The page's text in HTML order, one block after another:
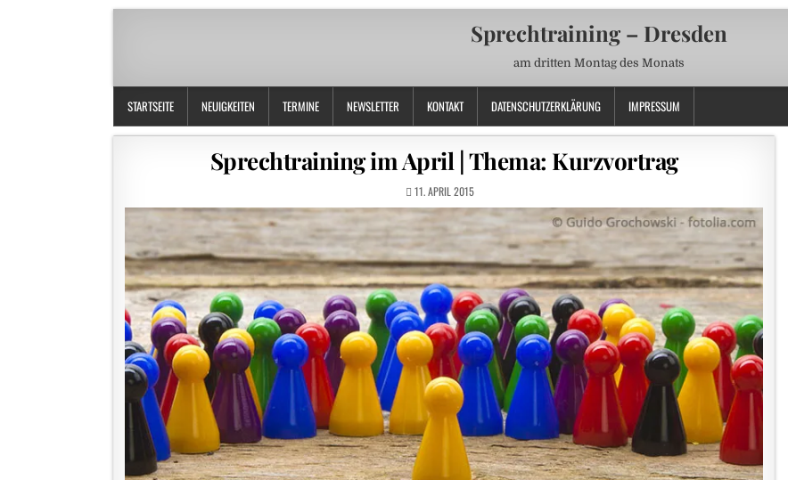
Sprechtraining – Dresden
am dritten Montag des Monats
STARTSEITE NEUIGKEITEN TERMINE NEWSLETTER KONTAKT DATENSCHUTZERKLÄRUNG IMPRESSUM
Sprechtraining im April | Thema: Kurzvortrag
11. APRIL 2015